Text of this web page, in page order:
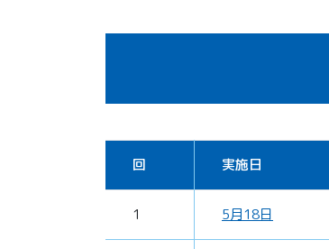
回 実施日
1 5月18日